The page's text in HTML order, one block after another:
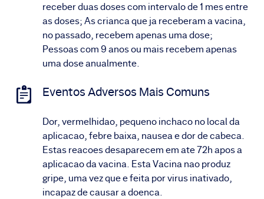
receber duas doses com intervalo de 1 mes entre
as doses; As crianca que ja receberam a vacina,
no passado, recebem apenas uma dose;
Pessoas com 9 anos ou mais recebem apenas
uma dose anualmente.
Eventos Adversos Mais Comuns
Dor, vermelhidao, pequeno inchaco no local da
aplicacao, febre baixa, nausea e dor de cabeca.
Estas reacoes desaparecem em ate 72h apos a
aplicacao da vacina. Esta Vacina nao produz
gripe, uma vez que e feita por virus inativado,
incapaz de causar a doenca.